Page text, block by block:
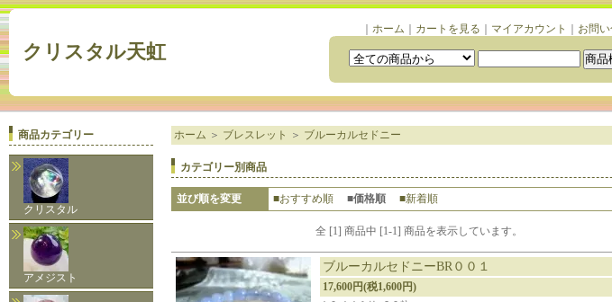
クリスタル天虹
ホーム カートを見る マイアカウント お問
商品カテゴリー
クリスタル
アメジスト
ホーム ＞ ブレスレット ＞ ブルーカルセドニー
カテゴリー別商品
並び順を変更 ■おすすめ順 ■価格順 ■新着順
全 [1] 商品中 [1-1] 商品を表示しています。
ブルーカルセドニーBR００１
17,600円(税1,600円)